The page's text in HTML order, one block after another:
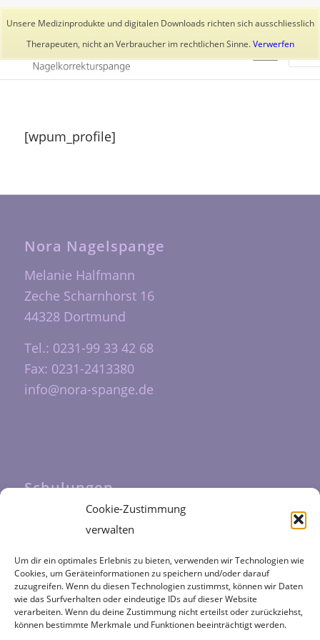
Cookie-Zustimmung
verwalten
Um dir ein optimales Erlebnis zu bieten, verwenden wir Technologien wie
Cookies, um Geräteinformationen zu speichern und/oder darauf
zuzugreifen. Wenn du diesen Technologien zustimmst, können wir Daten
wie das Surfverhalten oder eindeutige IDs auf dieser Website
verarbeiten. Wenn du deine Zustimmung nicht erteilst oder zurückziehst,
können bestimmte Merkmale und Funktionen beeinträchtigt werden.
Unsere Medizinprodukte und digitalen Downloads richten sich ausschliesslich
Therapeuten, nicht an Verbraucher im rechtlichen Sinne.Verwerfen
Aktuelles Trainer 👥 Kundenkonto
[wpum_profile]
Nora Nagelspange
Melanie Halfmann
Zeche Scharnhorst 16
44328 Dortmund
Tel.: 0231-99 33 42 68
Fax: 0231-2413380
info@nora-spange.de
Schulungen
Unsere Schulungen werden durch das
Fortbildungszentrum Halfmann